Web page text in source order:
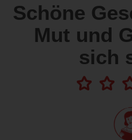
Schöne
Mut und
sich